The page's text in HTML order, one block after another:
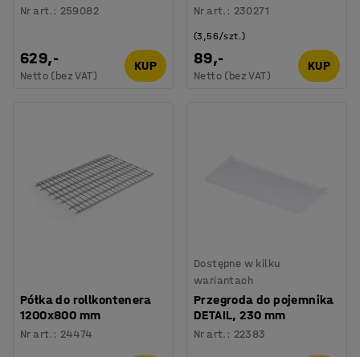
Nr art. : 259082
629,-
Netto (bez VAT)
KUP
Nr art. : 230271
89,-
(3,56/szt.)
Netto (bez VAT)
KUP
Półka do rollkontenera
1200x800 mm
Nr art. : 24474
Dostępne w kilku
wariantach
Przegroda do pojemnika
DETAIL, 230 mm
Nr art. : 22383